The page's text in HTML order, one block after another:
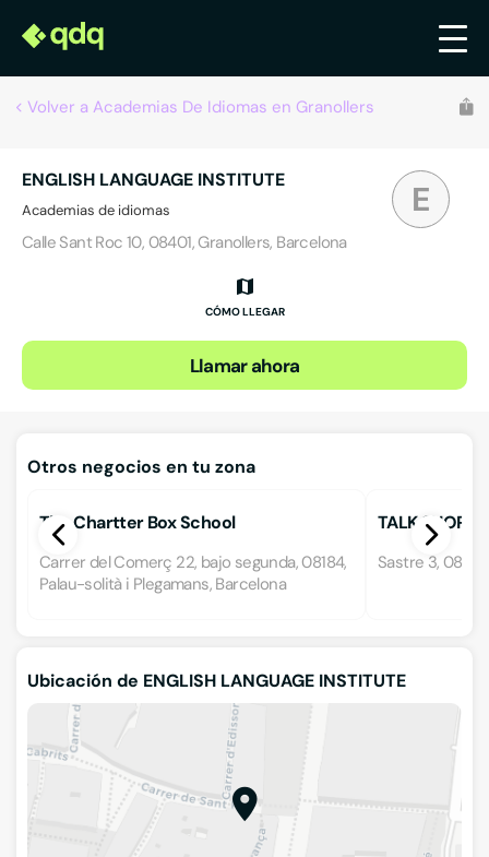
Volver a Academias De Idiomas en Granollers
E
ENGLISH LANGUAGE INSTITUTE
Academias de idiomas
Calle Sant Roc 10, 08401, Granollers, Barcelona
CÓMO LLEGAR
Llamar ahora
Otros negocios en tu zona
The Chartter Box School
Carrer del Comerç 22, bajo segunda, 08184,
Palau-solità i Plegamans, Barcelona
TALK SHOP
Sastre 3,
Ubicación de ENGLISH LANGUAGE INSTITUTE